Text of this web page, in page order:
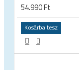
54.990 Ft
Kosárba tesz